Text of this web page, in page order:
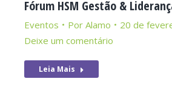
Fórum HSM Gestão &
Eventos Por Alamo
20 de
Deixe um comentário
Leia Mais